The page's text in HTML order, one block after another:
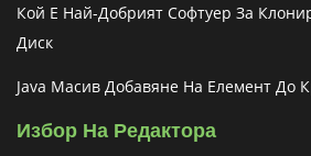
Кой Е Най-Добрият Софтуер За
Диск
Java Масив Добавяне На Елемент До
Избор На Редактора